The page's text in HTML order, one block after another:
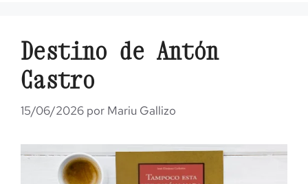
Destino de Antón
Castro
15/06/2026 por Mariu Gallizo